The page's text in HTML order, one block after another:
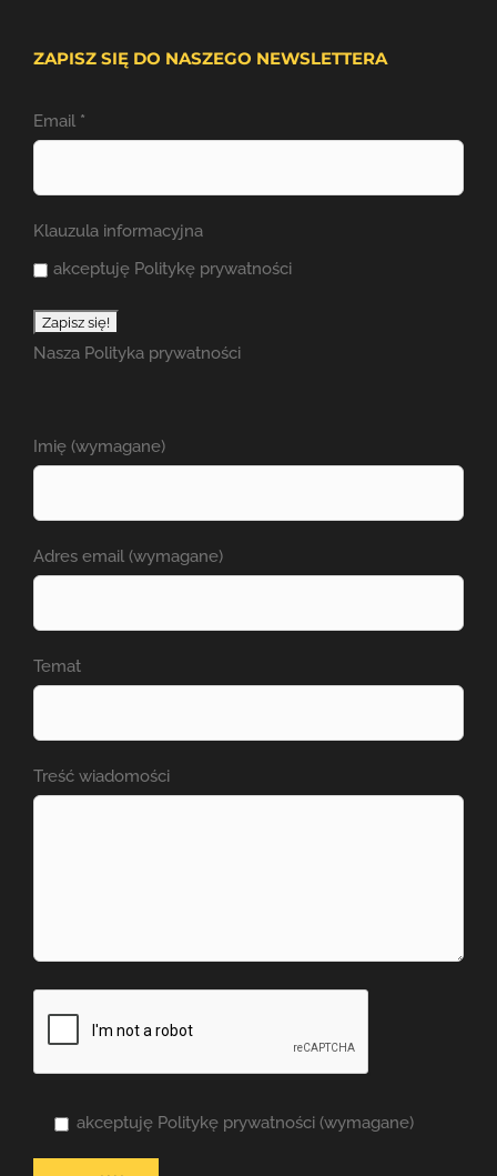
ZAPISZ SIĘ DO NASZEGO NEWSLETTERA
Email *
Klauzula informacyjna
akceptuję Politykę prywatności
Nasza Polityka prywatności
Imię (wymagane)
Adres email (wymagane)
Temat
Treść wiadomości
akceptuję Politykę prywatności (wymagane)